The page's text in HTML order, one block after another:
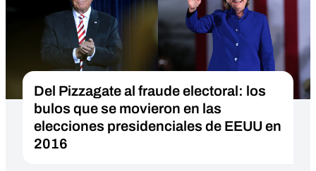
Del Pizzagate al fraude electoral: los
bulos que se movieron en las
elecciones presidenciales de EEUU en
2016